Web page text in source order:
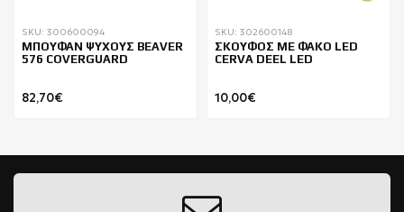
SKU: 300600094
ΜΠΟΥΦΑΝ ΨΥΧΟΥΣ BEAVER
576 COVERGUARD
82,70€
SKU: 302600148
ΣΚΟΥΦΟΣ ΜΕ ΦΑΚΟ LED
CERVA DEEL LED
10,00€